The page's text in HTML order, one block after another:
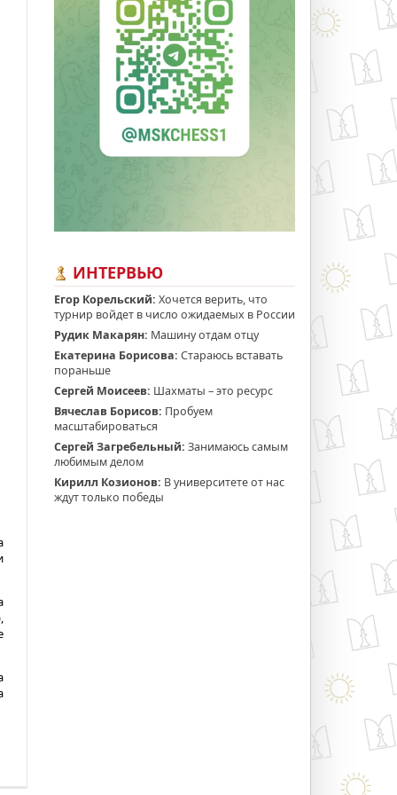
ИНТЕРВЬЮ
Егор Корельский: Хочется верить, что
турнир войдет в число ожидаемых в России
Рудик Макарян: Машину отдам отцу
Екатерина Борисова: Стараюсь вставать
пораньше
Сергей Моисеев: Шахматы – это ресурс
Вячеслав Борисов: Пробуем
масштабироваться
Сергей Загребельный: Занимаюсь самым
любимым делом
Кирилл Козионов: В университете от нас
ждут только победы